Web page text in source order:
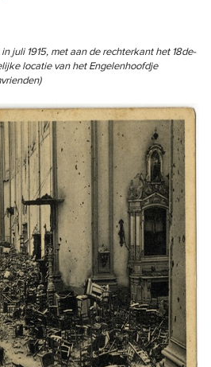
juli 1915, met aan de rechterkant het 18de-
locatie van het Engelenhoofdje